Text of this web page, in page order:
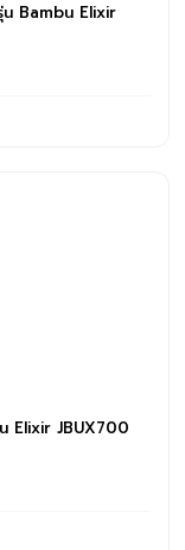
Bambu Elixir
Elixir JBUX700